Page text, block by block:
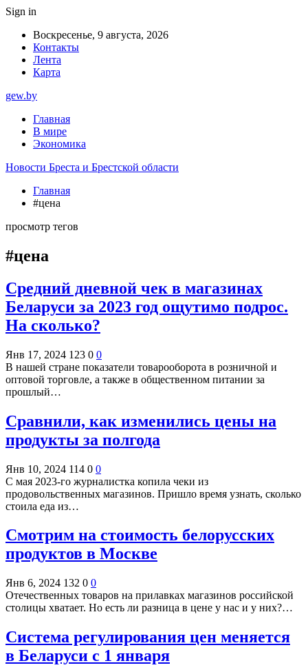
Sign in
Воскресенье, 9 августа, 2026
Контакты
Лента
Карта
gew.by
Главная
В мире
Экономика
Новости Бреста и Брестской области
Главная
#цена
просмотр тегов
#цена
Средний дневной чек в магазинах
Беларуси за 2023 год ощутимо подрос.
На сколько?
Янв 17, 2024 123 0 0
В нашей стране показатели товарооборота в розничной и
оптовой торговле, а также в общественном питании за
прошлый…
Сравнили, как изменились цены на
продукты за полгода
Янв 10, 2024 114 0 0
С мая 2023-го журналистка копила чеки из
продовольственных магазинов. Пришло время узнать, сколько
стоила еда из…
Смотрим на стоимость белорусских
продуктов в Москве
Янв 6, 2024 132 0 0
Отечественных товаров на прилавках магазинов российской
столицы хватает. Но есть ли разница в цене у нас и у них?…
Система регулирования цен меняется
в Беларуси с 1 января